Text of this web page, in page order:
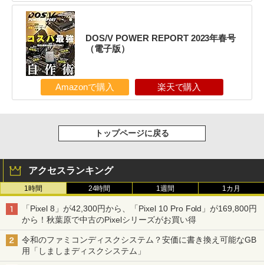
DOS/V POWER REPORT 2023年春号
（電子版）
Amazonで購入 楽天で購入
トップページに戻る
アクセスランキング
1時間 24時間 1週間 1カ月
「Pixel 8」が42,300円から、「Pixel 10 Pro Fold」が169,800円
から！秋葉原で中古のPixelシリーズがお買い得
令和のファミコンディスクシステム？安価に書き換え可能なGB
用「しましまディスクシステム」